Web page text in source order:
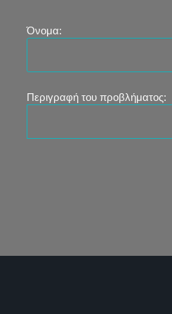
Όνομα:
Περιγραφή του προβλήματος: